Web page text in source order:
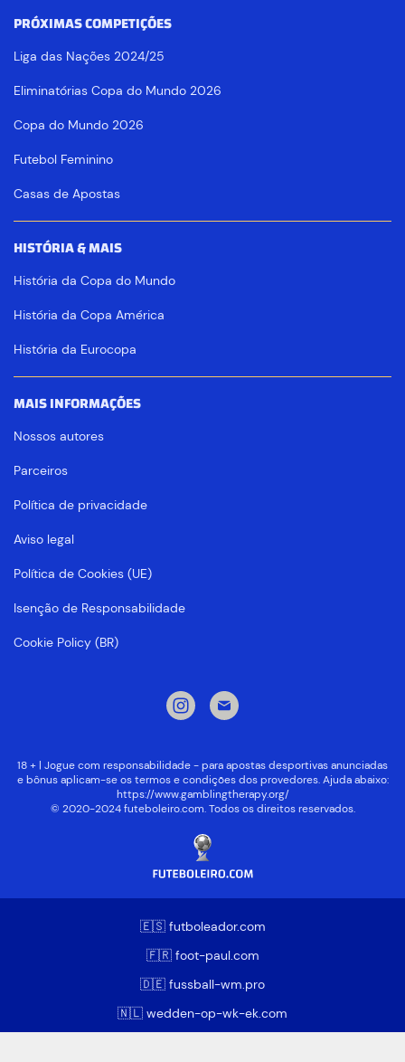
PRÓXIMAS COMPETIÇÕES
Liga das Nações 2024/25
Eliminatórias Copa do Mundo 2026
Copa do Mundo 2026
Futebol Feminino
Casas de Apostas
HISTÓRIA & MAIS
História da Copa do Mundo
História da Copa América
História da Eurocopa
MAIS INFORMAÇÕES
Nossos autores
Parceiros
Política de privacidade
Aviso legal
Política de Cookies (UE)
Isenção de Responsabilidade
Cookie Policy (BR)
18 + | Jogue com responsabilidade - para apostas desportivas anunciadas
e bônus aplicam-se os termos e condições dos provedores. Ajuda abaixo:
https://www.gamblingtherapy.org/
© 2020-2024 futeboleiro.com. Todos os direitos reservados.
🇪🇸 futboleador.com
🇫🇷 foot-paul.com
🇩🇪 fussball-wm.pro
🇳🇱 wedden-op-wk-ek.com